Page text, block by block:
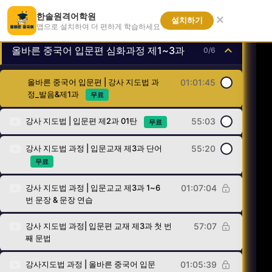
강좌 내용
올바른 중국어 입문편 심화과정 제1~3과 0/6
올바른 중국어 입문편 | 강사 지도법 과
정_발음&제1과
무료
01:01:45
강사 지도법 | 입문편 제2과 01탄 무료 55:03
강사 지도법 과정 | 입문교재 제3과 단어
무료
55:20
강사 지도법 과정 | 입문교교 제3과 1~6
번 문장 & 문장 연습
01:07:04
강사 지도법 과정| 입문편 교재 제3과 첫 번
째 문법
57:07
강사지도법 과정 | 올바른 중국어 입문
01:05:39
한솔원격어학원
앱으로 설치하여 더 편하게 학습하세요
설치하기 ×